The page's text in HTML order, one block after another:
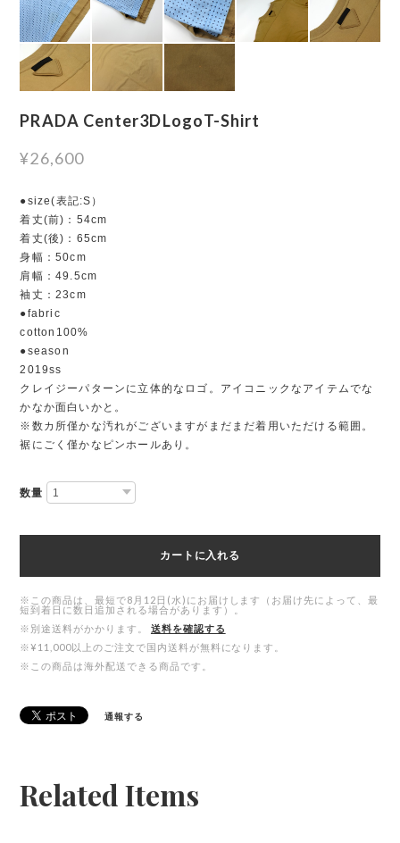
PRADA Center3DLogoT-Shirt
¥26,600
●size(表記:S）
着丈(前)：54cm
着丈(後)：65cm
身幅：50cm
肩幅：49.5cm
袖丈：23cm
●fabric
cotton100%
●season
2019ss
クレイジーパターンに立体的なロゴ。アイコニックなアイテムでな
かなか面白いかと。
※数カ所僅かな汚れがございますがまだまだ着用いただける範囲。
裾にごく僅かなピンホールあり。
数量
カートに入れる
※この商品は、最短で8月12日(水)にお届けします（お届け先によって、最
短到着日に数日追加される場合があります）。
※別途送料がかかります。
送料を確認する
※¥11,000以上のご注文で国内送料が無料になります。
※この商品は海外配送できる商品です。
通報する
Related Items